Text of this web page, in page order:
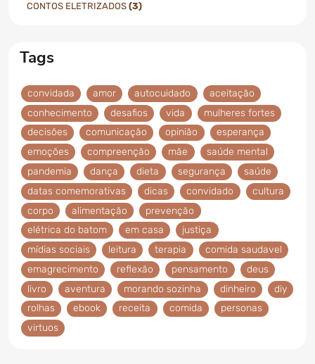
CONTOS ELETRIZADOS (3)
Tags
convidada amor autocuidado
aceitação
conhecimento
desafios vida
mulheres fortes
decisões
comunicação opinião
esperança
emoções
compreenção mãe
saúde mental
pandemia
dança dieta segurança
saúde
datas comemorativas
dicas convidado
cultura
corpo
alimentação
prevenção
elétrica do batom
em casa
justiça
mídias sociais
leitura terapia
comida saudavel
emagrecimento
reflexão pensamento
deus
livro
aventura morando sozinha dinheiro
diy
rolhas
ebook receita comida
personas
virtuos